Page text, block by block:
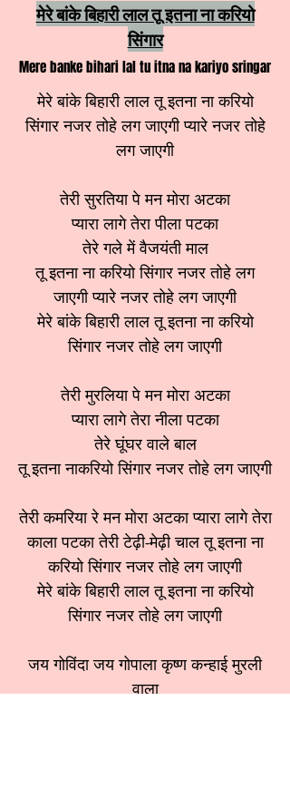
मेरे बांके बिहारी लाल तू इतना ना करियो
सिंगार
Mere banke bihari lal tu itna na kariyo sringar
मेरे बांके बिहारी लाल तू इतना ना करियो
सिंगार नजर तोहे लग जाएगी प्यारे नजर तोहे
लग जाएगी
तेरी सुरतिया पे मन मोरा अटका
प्यारा लागे तेरा पीला पटका
तेरे गले में वैजयंती माल
तू इतना ना करियो सिंगार नजर तोहे लग
जाएगी प्यारे नजर तोहे लग जाएगी
मेरे बांके बिहारी लाल तू इतना ना करियो
सिंगार नजर तोहे लग जाएगी
तेरी मुरलिया पे मन मोरा अटका
प्यारा लागे तेरा नीला पटका
तेरे घूंघर वाले बाल
तू इतना नाकरियो सिंगार नजर तोहे लग जाएगी
तेरी कमरिया रे मन मोरा अटका प्यारा लागे तेरा
काला पटका तेरी टेढ़ी-मेढ़ी चाल तू इतना ना
करियो सिंगार नजर तोहे लग जाएगी
मेरे बांके बिहारी लाल तू इतना ना करियो
सिंगार नजर तोहे लग जाएगी
जय गोविंदा जय गोपाला कृष्ण कन्हाई मुरली
वाला